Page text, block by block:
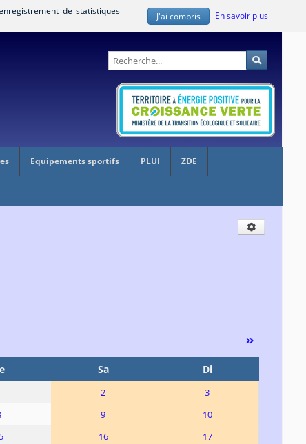
de statistiques
J'ai compris En savoir plus
Equipements sportifs PLUI ZDE
Sa Di
2
3
9
10
16
17